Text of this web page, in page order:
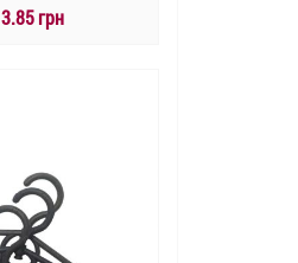
3.85 грн